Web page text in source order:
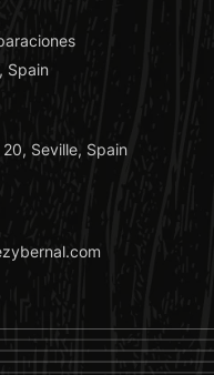
Spain
Seville, Spain